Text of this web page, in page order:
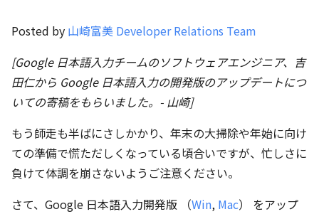
Posted by 山崎富美 Developer Relations Team
[Google 日本語入力チームのソフトウェアエンジニア、吉
田仁から Google 日本語入力の開発版のアップデートにつ
いての寄稿をもらいました。- 山崎]
もう師走も半ばにさしかかり、年末の大掃除や年始に向け
ての準備で慌ただしくなっている頃合いですが、忙しさに
負けて体調を崩さないようご注意ください。
さて、Google 日本語入力開発版 （Win, Mac） をアップ